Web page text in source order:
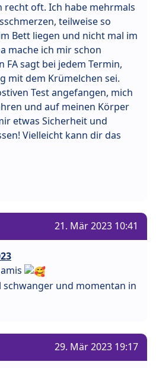
recht oft. Ich habe mehrmals
teilweise so
Bett liegen und nicht mal im
mache ich mir schon
FA sagt bei jedem Termin,
mit dem Krümelchen sei.
Test angefangen, mich
und auf meinen Körper
etwas Sicherheit und
Vielleicht kann dir das
21. Mär 2023 10:41
schwanger und momentan in
29. Mär 2023 19:17